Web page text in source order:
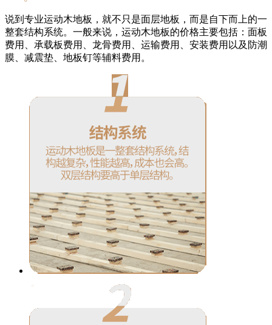
说到专业运动木地板，就不只是面层地板，而是自下而上的一
整套结构系统。一般来说，运动木地板的价格主要包括：面板
费用、承载板费用、龙骨费用、运输费用、安装费用以及防潮
膜、减震垫、地板钉等辅料费用。